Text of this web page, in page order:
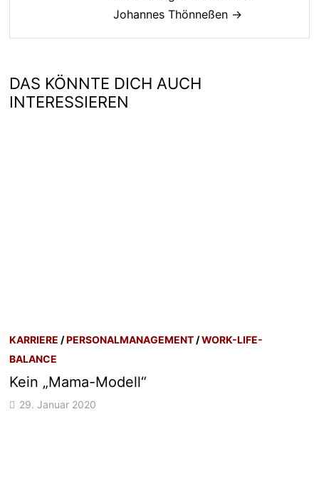
Johannes Thönneßen →
DAS KÖNNTE DICH AUCH
INTERESSIEREN
KARRIERE /PERSONALMANAGEMENT /WORK-LIFE-
BALANCE
Kein „Mama-Modell“
29. Januar 2020